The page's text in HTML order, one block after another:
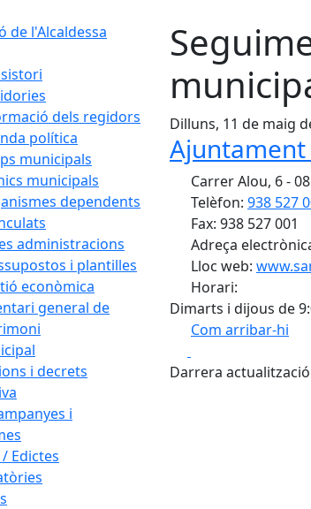
de l'Alcaldessa
dels regidors
política
municipals
municipals
dependents
administracions
i plantilles
econòmica
general de
i decrets
i
Edictes
Dilluns, 11 de maig
Ajuntament
Carrer Alou, 6 -
Telèfon: 938 527
Fax: 938 527 001
Adreça
Lloc web:
Horari:
Dimarts i dijous de
Com arribar-hi
+
Darrera